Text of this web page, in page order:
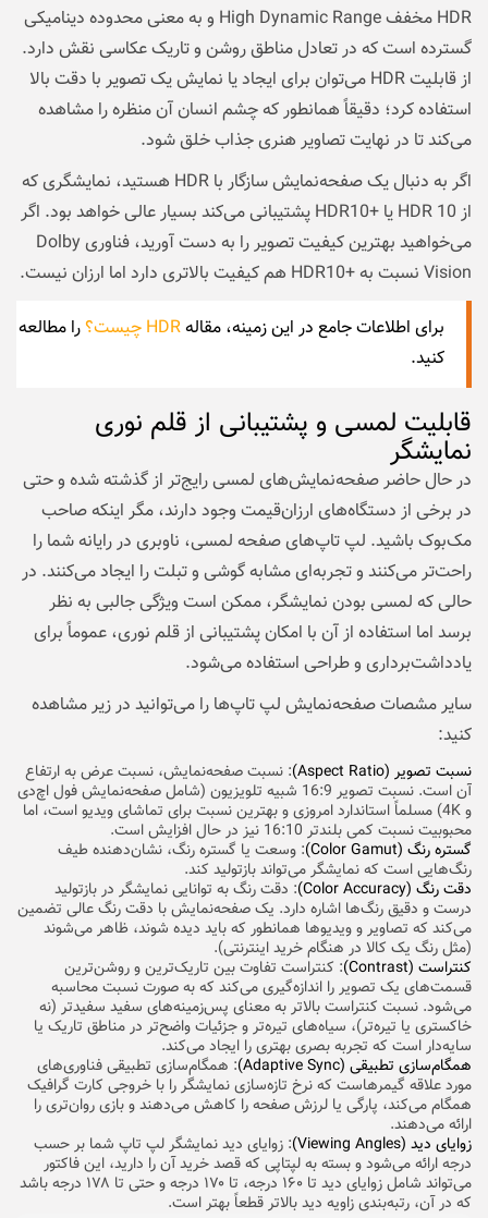
HDR مخفف High Dynamic Range و به معنی محدوده دینامیکی
گسترده است که در تعادل مناطق روشن و تاریک عکاسی نقش دارد.
از قابلیت HDR می‌توان برای ایجاد یا نمایش یک تصویر با دقت بالا
استفاده کرد؛ دقیقاً همانطور که چشم انسان آن منظره را مشاهده
می‌کند تا در نهایت تصاویر هنری جذاب خلق شود.
اگر به دنبال یک صفحه‌نمایش سازگار با HDR هستید، نمایشگری که
از HDR 10 یا +HDR10 پشتیبانی می‌کند بسیار عالی خواهد بود. اگر
می‌خواهید بهترین کیفیت تصویر را به دست آورید، فناوری Dolby
Vision نسبت به +HDR10 هم کیفیت بالاتری دارد اما ارزان نیست.
برای اطلاعات جامع در این زمینه، مقالهHDR چیست؟
را مطالعه
کنید.
قابلیت لمسی و پشتیبانی از قلم نوری
نمایشگر
در حال حاضر صفحه‌نمایش‌های لمسی رایج‌تر از گذشته شده و حتی
در برخی از دستگاه‌های ارزان‌قیمت وجود دارند، مگر اینکه صاحب
مک‌بوک باشید. لپ تاپ‌های صفحه لمسی، ناوبری در رایانه شما را
راحت‌تر می‌کنند و تجربه‌ای مشابه گوشی و تبلت را ایجاد می‌کنند. در
حالی که لمسی بودن نمایشگر، ممکن است ویژگی جالبی به نظر
برسد اما استفاده از آن با امکان پشتیبانی از قلم نوری، عموماً برای
یادداشت‌برداری و طراحی استفاده می‌شود.
سایر مشصات صفحه‌نمایش لپ تاپ‌ها را می‌توانید در زیر مشاهده
کنید:
نسبت تصویر (Aspect Ratio)
: نسبت صفحه‌نمایش، نسبت عرض به ارتفاع
آن است. نسبت تصویر 16:9 شبیه تلویزیون (شامل صفحه‌نمایش فول اچ‌دی
و 4K) مسلماً استاندارد امروزی و بهترین نسبت برای تماشای ویدیو است، اما
محبوبیت نسبت کمی بلندتر 16:10 نیز در حال افزایش است.
گستره رنگ (Color Gamut)
: وسعت یا گستره رنگ، نشان‌دهنده طیف
رنگ‌هایی است که نمایشگر می‌تواند بازتولید کند.
دقت رنگ (Color Accuracy)
: دقت رنگ به توانایی نمایشگر در بازتولید
درست و دقیق رنگ‌ها اشاره دارد. یک صفحه‌نمایش با دقت رنگ عالی تضمین
می‌کند که تصاویر و ویدیوها همانطور که باید دیده شوند، ظاهر می‌شوند
(مثل رنگ یک کالا در هنگام خرید اینترنتی).
کنتراست (Contrast)
: کنتراست تفاوت بین تاریک‌ترین و روشن‌ترین
قسمت‌های یک تصویر را اندازه‌گیری می‌کند که به صورت نسبت محاسبه
می‌شود. نسبت کنتراست بالاتر به معنای پس‌زمینه‌های سفید سفیدتر (نه
خاکستری یا تیره‌تر)، سیاه‌های تیره‌تر و جزئیات واضح‌تر در مناطق تاریک یا
سایه‌دار است که تجربه بصری بهتری را ایجاد می‌کند.
همگام‌سازی تطبیقی (Adaptive Sync)
: همگام‌سازی تطبیقی فناوری‌های
مورد علاقه گیمرهاست که نرخ تازه‌سازی نمایشگر را با خروجی کارت گرافیک
همگام می‌کند، پارگی یا لرزش صفحه را کاهش می‌دهند و بازی روان‌تری را
ارائه می‌دهند.
زوایای دید (Viewing Angles)
: زوایای دید نمایشگر لپ تاپ شما بر حسب
درجه ارائه می‌شود و بسته به لپتاپی که قصد خرید آن را دارید، این فاکتور
می‌تواند شامل زوایای دید تا ۱۶۰ درجه، تا ۱۷۰ درجه و حتی تا ۱۷۸ درجه باشد
که در آن، رتبه‌بندی زاویه دید بالاتر قطعاً بهتر است.